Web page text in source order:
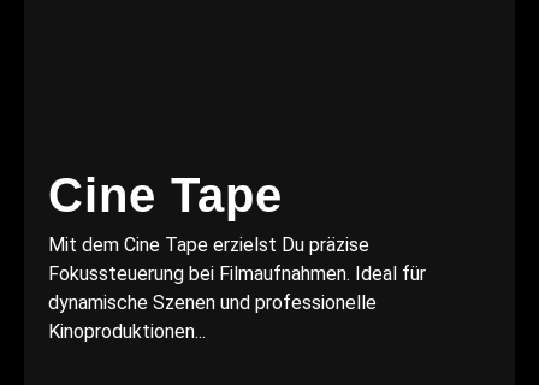
Cine Tape
Mit dem Cine Tape erzielst Du präzise
Fokussteuerung bei Filmaufnahmen. Ideal für
dynamische Szenen und professionelle
Kinoproduktionen...